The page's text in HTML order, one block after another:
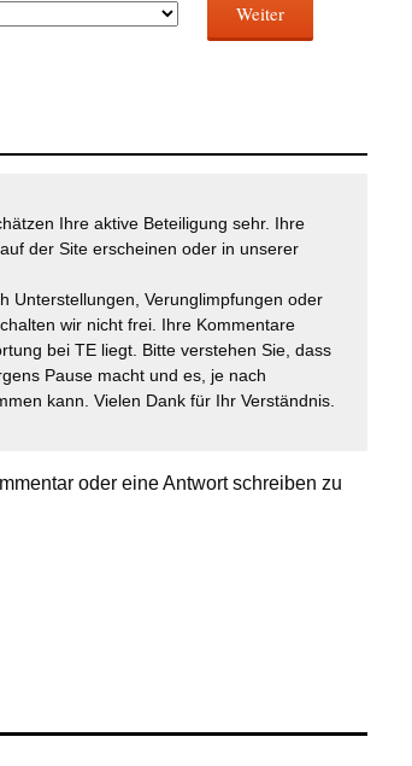
Weiter
Ihre aktive Beteiligung sehr. Ihre
der Site erscheinen oder in unserer
Unterstellungen, Verunglimpfungen oder
wir nicht frei. Ihre Kommentare
bei TE liegt. Bitte verstehen Sie, dass
Pause macht und es, je nach
kann. Vielen Dank für Ihr Verständnis.
oder eine Antwort schreiben zu